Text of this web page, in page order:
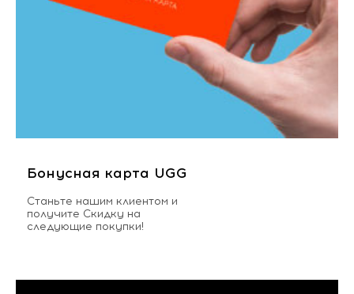
Бонусная карта UGG
Станьте нашим клиентом и
получите Скидку на
следующие покупки!